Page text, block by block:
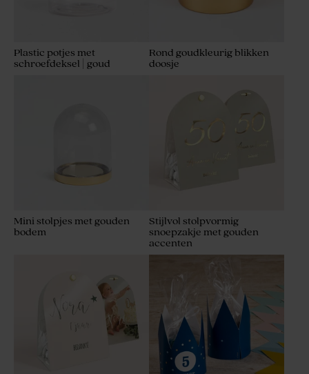
Plastic potjes met
schroefdeksel | goud
Rond goudkleurig blikken
doosje
Mini stolpjes met gouden
bodem
Stijlvol stolpvormig
snoepzakje met gouden
accenten